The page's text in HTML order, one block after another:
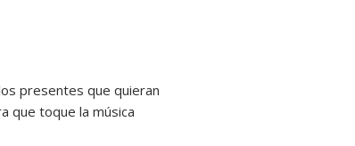
presentes que quieran
que toque la música